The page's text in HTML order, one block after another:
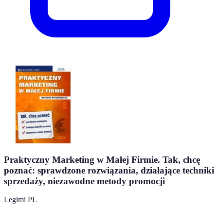
Praktyczny Marketing w Małej Firmie. Tak, chcę
poznać: sprawdzone rozwiązania, działające techniki
sprzedaży, niezawodne metody promocji
Legimi PL